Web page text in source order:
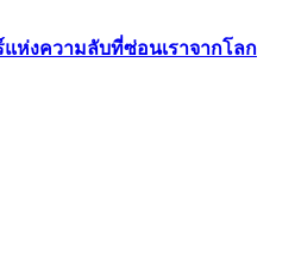
แห่งความลับที่ซ่อนเราจากโลก